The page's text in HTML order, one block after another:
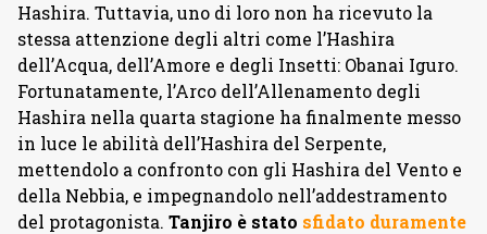
Hashira. Tuttavia, uno di loro non ha ricevuto la
stessa attenzione degli altri come l’Hashira
dell’Acqua, dell’Amore e degli Insetti: Obanai Iguro.
Fortunatamente, l’Arco dell’Allenamento degli
Hashira nella quarta stagione ha finalmente messo
in luce le abilità dell’Hashira del Serpente,
mettendolo a confronto con gli Hashira del Vento e
della Nebbia, e impegnandolo nell’addestramento
del protagonista. Tanjiro è stato sfidato duramente